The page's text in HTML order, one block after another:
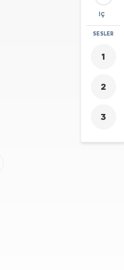
İÇ
YAKINLAŞTIR
SESLER